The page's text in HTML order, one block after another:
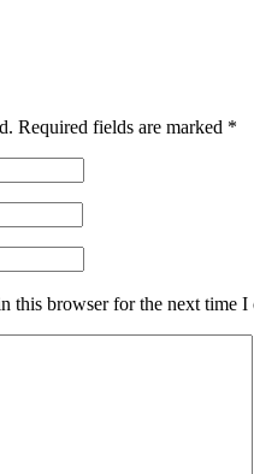
Required fields are marked *
this browser for the next time I